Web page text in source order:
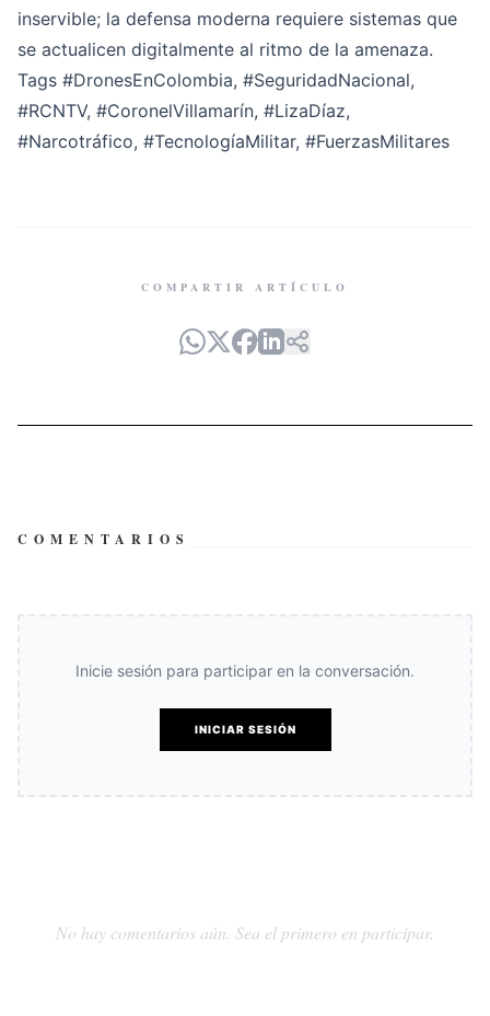
inservible; la defensa moderna requiere sistemas que
se actualicen digitalmente al ritmo de la amenaza.
Tags #DronesEnColombia, #SeguridadNacional,
#RCNTV, #CoronelVillamarín, #LizaDíaz,
#Narcotráfico, #TecnologíaMilitar, #FuerzasMilitares
COMPARTIR ARTÍCULO
COMENTARIOS
Inicie sesión para participar en la conversación.
INICIAR SESIÓN
No hay comentarios aún. Sea el primero en participar.